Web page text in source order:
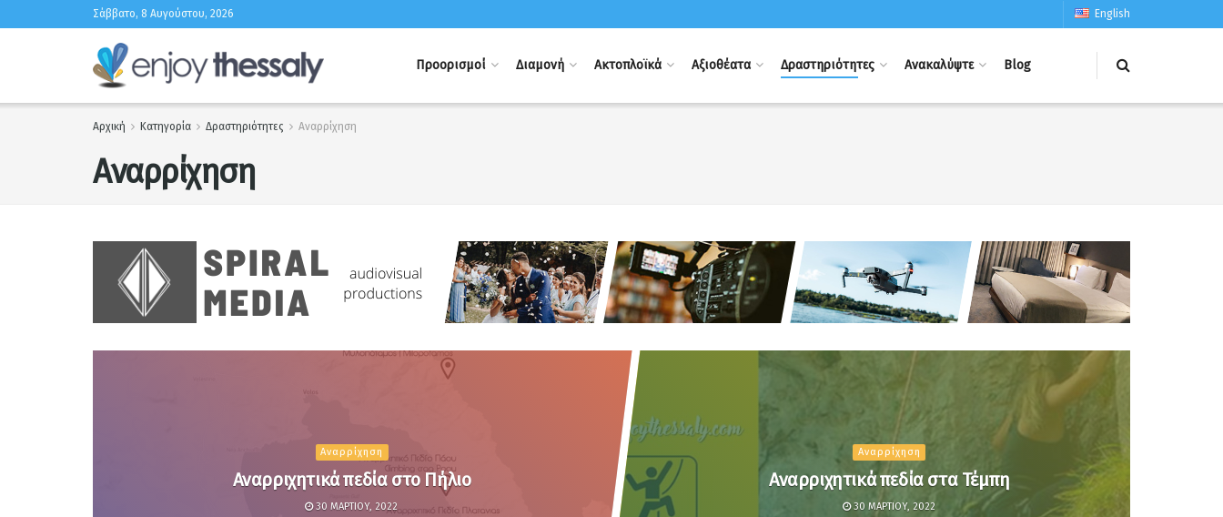
Σάββατο, 8 Αυγούστου, 2026 English
Προορισμοί Διαμονή Ακτοπλοϊκά Αξιοθέατα Δραστηριότητες Ανακαλύψτε Blog
Αρχική Κατηγορία Δραστηριότητες Αναρρίχηση
Αναρρίχηση
Αναρρίχηση
Αναρριχητικά πεδία στο Πήλιο
30 ΜΑΡΤΊΟΥ, 2022
Αναρρίχηση
Αναρριχητικά πεδία στα Τέμπη
30 ΜΑΡΤΊΟΥ, 2022